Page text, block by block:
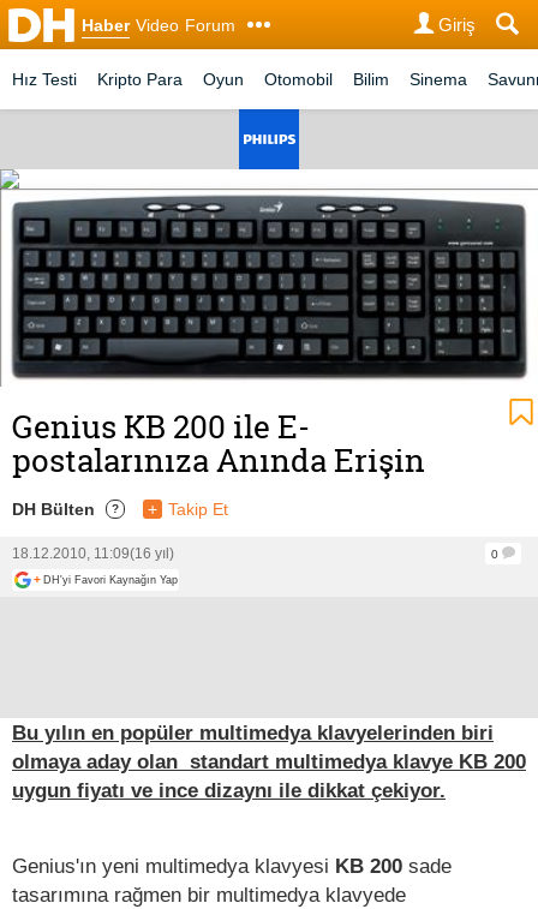
Haber Video Forum Giriş
Hız Testi Kripto Para Oyun Otomobil Bilim Sinema
Genius KB 200 ile E-
postalarınıza Anında Erişin
DH Bülten ? + Takip Et
18.12.2010, 11:09(16 yıl)
0
+ DH'yi Favori Kaynağın Yap
Bu yılın en popüler multimedya klavyelerinden biri
olmaya aday olan standart multimedya klavye KB 200
uygun fiyatı ve ince dizaynı ile dikkat çekiyor.
Genius'ın yeni multimedya klavyesi KB 200 sade
tasarımına rağmen bir multimedya klavyede